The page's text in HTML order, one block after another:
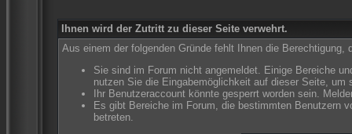
Ihnen wird der Zutritt zu dieser Seite verwehrt.
Aus einem der folgenden Gründe fehlt Ihnen die Berechtigung,
Sie sind im Forum nicht angemeldet. Einige Bereiche
nutzen Sie die Eingabemöglichkeit auf dieser Seite,
Ihr Benutzeraccount könnte gesperrt worden sein.
Es gibt Bereiche im Forum, die bestimmten Benutzern
betreten.